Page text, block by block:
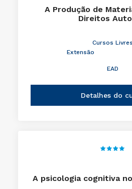
A Produção de
Direitos
Cursos Livres
Extensão
EAD
Detalhes do
A psicologia cognitiva